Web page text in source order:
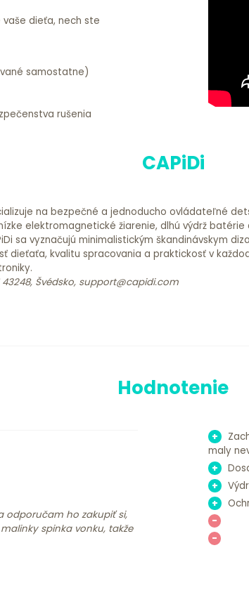
dieťa, nech ste
samostatne)
rušenia
CAPiDi
na bezpečné a jednoducho ovládateľné
elektromagnetické žiarenie, dlhú výdrž
sa vyznačujú minimalistickým škandinávskym
dieťaťa, kvalitu spracovania a praktickosť v
43248, Švédsko, support@capidi.com
Hodnotenie
spinka vonku, takže
+
maly
+
+
+
-
-